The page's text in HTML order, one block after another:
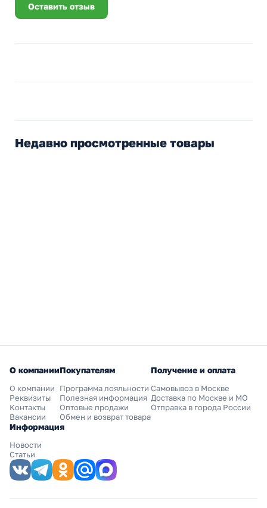
Оставить отзыв
Недавно просмотренные товары
О компании
О компании
Реквизиты
Контакты
Вакансии
Покупателям
Программа лояльности
Полезная информация
Оптовые продажи
Обмен и возврат товара
Получение и оплата
Самовывоз в Москве
Доставка по Москве и МО
Отправка в города России
Информация
Новости
Статьи